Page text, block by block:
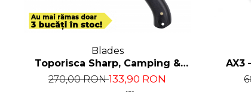
Blades
Toporisca Sharp, Camping &
Drumetie, Otel Carbon, Maner
Lemn Ebony, 31 cm
270,00 RON133,90 RON
AX3